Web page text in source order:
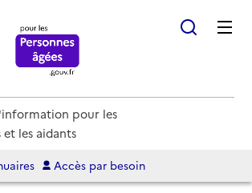
pour les
et les aidants
Accès par besoin